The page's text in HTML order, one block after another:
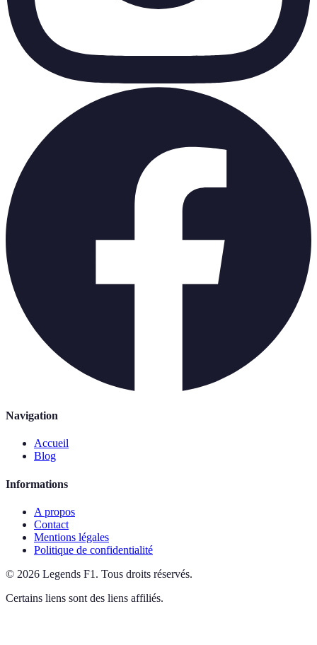
Navigation
Accueil
Blog
Informations
A propos
Contact
Mentions légales
Politique de confidentialité
© 2026 Legends F1 . Tous droits réservés.
Certains liens sont des liens affiliés.